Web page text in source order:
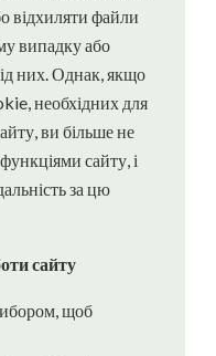
відхиляти файли
випадку або
них. Однак, якщо
необхідних для
ви більше не
сайту, і
за цю
сайту
щоб